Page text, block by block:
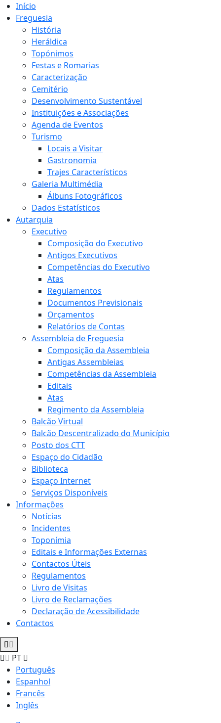
Início
Freguesia
História
Heráldica
Topónimos
Festas e Romarias
Caracterização
Cemitério
Desenvolvimento Sustentável
Instituições e Associações
Agenda de Eventos
Turismo
Locais a Visitar
Gastronomia
Trajes Característicos
Galeria Multimédia
Álbuns Fotográficos
Dados Estatísticos
Autarquia
Executivo
Composição do Executivo
Antigos Executivos
Competências do Executivo
Atas
Regulamentos
Documentos Previsionais
Orçamentos
Relatórios de Contas
Assembleia de Freguesia
Composição da Assembleia
Antigas Assembleias
Competências da Assembleia
Editais
Atas
Regimento da Assembleia
Balcão Virtual
Balcão Descentralizado do Município
Posto dos CTT
Espaço do Cidadão
Biblioteca
Espaço Internet
Serviços Disponíveis
Informações
Notícias
Incidentes
Toponímia
Editais e Informações Externas
Contactos Úteis
Regulamentos
Livro de Visitas
Livro de Reclamações
Declaração de Acessibilidade
Contactos
PT
Português
Espanhol
Francês
Inglês